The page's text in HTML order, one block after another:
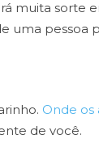
muita sorte
uma pessoa
Onde os
de você.